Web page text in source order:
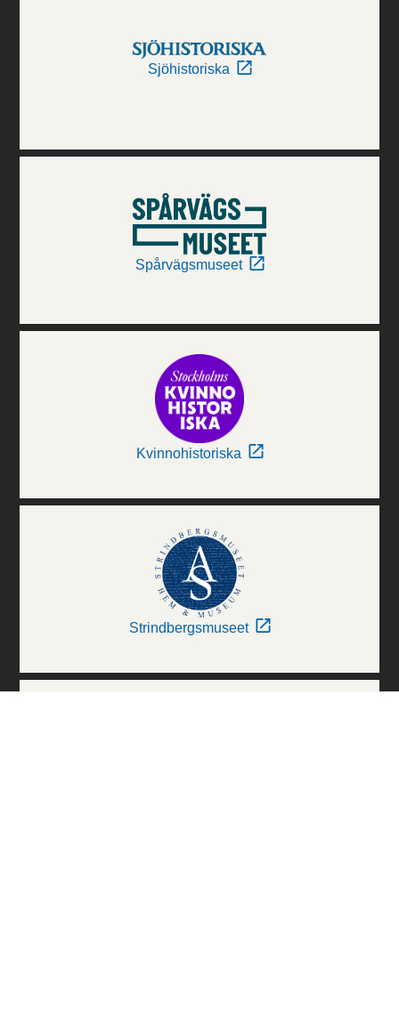
Sjöhistoriska
Spårvägsmuseet
Kvinnohistoriska
Strindbergsmuseet